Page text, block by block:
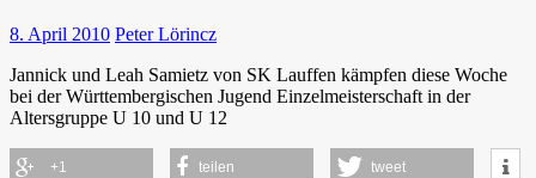
8. April 2010 Peter Lörincz
Jannick und Leah Samietz von SK Lauffen kämpfen diese Woche
bei der Württembergischen Jugend Einzelmeisterschaft in der
Altersgruppe U 10 und U 12
+1 teilen tweet